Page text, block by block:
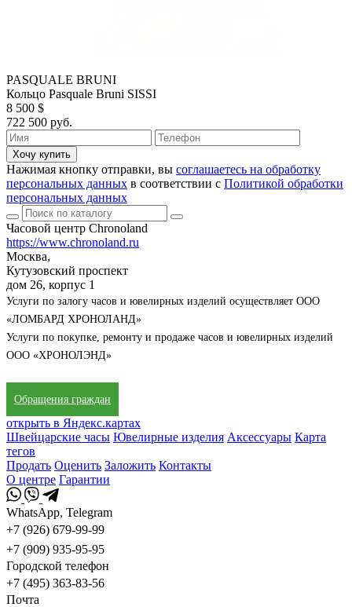
PASQUALE BRUNI
Кольцо Pasquale Bruni SISSI
8 500 $
722 500 руб.
Хочу купить
Нажимая кнопку отправки, вы соглашаетесь на обработку
персональных данных в соответствии с Политикой обработки
персональных данных
Часовой центр Chronoland
https://www.chronoland.ru
Москва,
Кутузовский проспект
дом 26, корпус 1
Услуги по залогу часов и ювелирных изделий осуществляет ООО
«ЛОМБАРД ХРОНОЛАНД»
Услуги по покупке, ремонту и продаже часов и ювелирных изделий
ООО «ХРОНОЛЭНД»
Обращения граждан
открыть в Яндекс.картах
Швейцарские часы Ювелирные изделия Аксессуары Карта
тегов
Продать Оценить Заложить Контакты
О центре Гарантии
WhatsApp, Telegram
+7 (926) 679-99-99
+7 (909) 935-95-95
Городской телефон
+7 (495) 363-83-56
Почта